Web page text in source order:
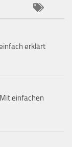
erklärt
einfachen